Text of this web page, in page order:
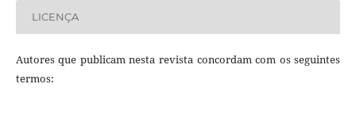
LICENÇA
Autores que publicam nesta revista concordam com os seguintes
termos: